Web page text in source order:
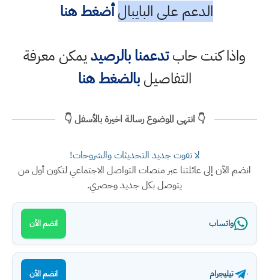
الدعم على البايبال أضغط هنا
واذا كنت حابتدعمنا بالرصيديمكن معرفة
التفاصيلبالضغط هنا
👇 انتهى الموضوع رسالة اخيرة بالأسفل 👇
لا تفوت جديد التحديثات والشروحات!
انضم الآن إلى عائلتنا عبر منصات التواصل الاجتماعي لتكون أول من
يتوصل بكل جديد وحصري.
واتساب انضم الآن
تيليجرام انضم الآن